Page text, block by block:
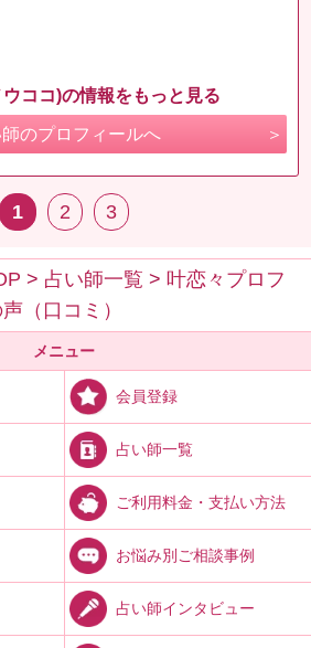
ココ)の情報をもっと見る
のプロフィールへ
1 2 3
> 占い師一覧 >叶恋々プロフ
（口コミ）
メニュー
会員登録
占い師一覧
ご利用料金・支払い方法
お悩み別ご相談事例
占い師インタビュー